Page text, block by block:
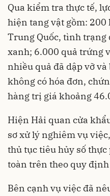
Qua kiểm tra thực tế,
hiện tang vật gồm: 200
Trung Quốc, tình trạng
xanh; 6.000 quả trứng
nhiều quả đã dập vỡ
không có hóa đơn,
hàng trị giá khoảng
Hiện Hải quan cửa
sơ xử lý nghiêm vụ
thủ tục tiêu hủy số
toàn trên theo quy
Bên cạnh vụ việc đã